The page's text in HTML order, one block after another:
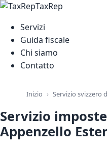
TaxRep
Servizi
Guida fiscale
Chi siamo
Contatto
Inizio Servizio svizzero
Servizio
Appenzello